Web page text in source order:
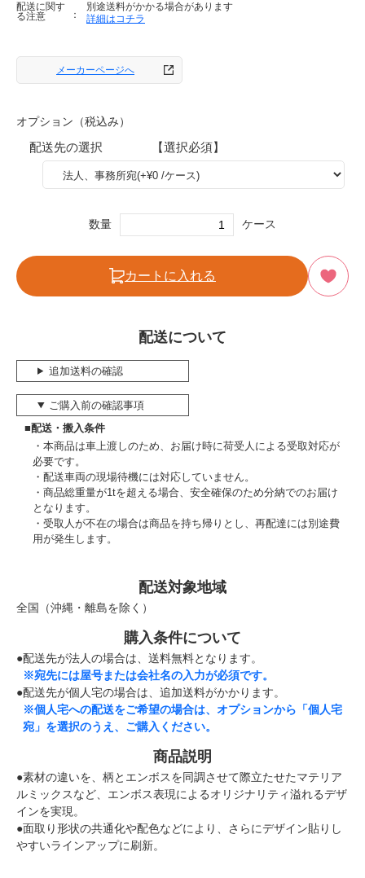
配送に関す
る注意
別途送料がかかる場合があります
詳細はコチラ
メーカーページへ
オプション（税込み）
配送先の選択 【選択必須】
数量 ケース
カートに入れる
配送について
追加送料の確認
ご購入前の確認事項
■配送・搬入条件
本商品は車上渡しのため、お届け時に荷受人による受取対応が
必要です。
配送車両の現場待機には対応していません。
商品総重量が1tを超える場合、安全確保のため分納でのお届け
となります。
受取人が不在の場合は商品を持ち帰りとし、再配達には別途費
用が発生します。
配送対象地域
全国（沖縄・離島を除く）
購入条件について
●配送先が法人の場合は、送料無料となります。
※宛先には屋号または会社名の入力が必須です。
●配送先が個人宅の場合は、追加送料がかかります。
※個人宅への配送をご希望の場合は、オプションから「個人宅
宛」を選択のうえ、ご購入ください。
商品説明
●素材の違いを、柄とエンボスを同調させて際立たせたマテリア
ルミックスなど、エンボス表現によるオリジナリティ溢れるデザ
インを実現。
●面取り形状の共通化や配色などにより、さらにデザイン貼りし
やすいラインアップに刷新。